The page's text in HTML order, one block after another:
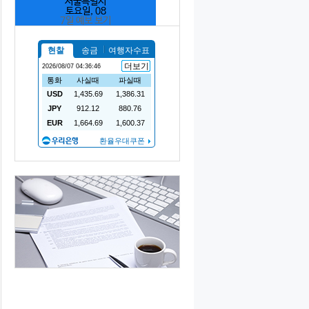
토요일, 08
7일 예보 보기